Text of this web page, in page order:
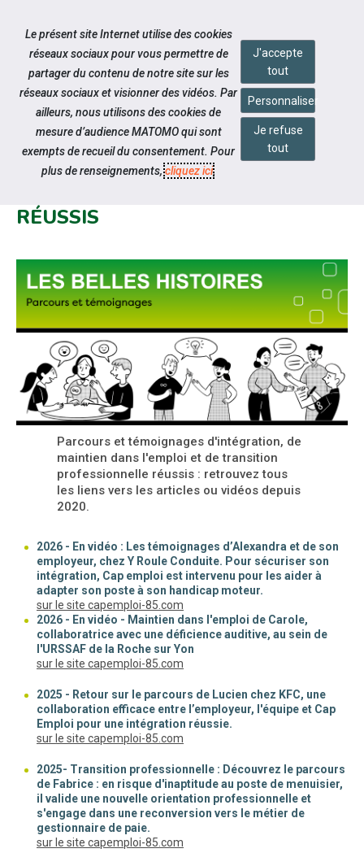
Aller au contenu
Qui sommes-nous ?
LES "BELLES HISTOIRES" :
RÉUSSIS
Parcours et témoignages d'intégration, de
maintien dans l'emploi et de transition
professionnelle réussis : retrouvez tous
les liens vers les articles ou vidéos depuis
2020.
2026 - En vidéo : Les témoignages d’Alexandra et de son
employeur, chez Y Roule Conduite. Pour sécuriser son
intégration, Cap emploi est intervenu pour les aider à
adapter son poste à son handicap moteur.
sur le site capemploi-85.com
2026 - En vidéo - Maintien dans l'emploi de Carole,
collaboratrice avec une déficience auditive, au sein de
l'URSSAF de la Roche sur Yon
sur le site capemploi-85.com
2025 - Retour sur le parcours de Lucien chez KFC, une
collaboration efficace entre l’employeur, l'équipe et Cap
Emploi pour une intégration réussie.
sur le site capemploi-85.com
2025- Transition professionnelle : Découvrez le parcours
de Fabrice : en risque d'inaptitude au poste de menuisier,
il valide une nouvelle orientation professionnelle et
s'engage dans une reconversion vers le métier de
gestionnaire de paie.
sur le site capemploi-85.com
Le présent site Internet utilise des cookies
réseaux sociaux pour vous permettre de
partager du contenu de notre site sur les
réseaux sociaux et visionner des vidéos. Par
ailleurs, nous utilisons des cookies de
mesure d’audience MATOMO qui sont
exempts de recueil du consentement. Pour
plus de renseignements,cliquez ici.
J'accepte
tout
Personnaliser
Je refuse
tout